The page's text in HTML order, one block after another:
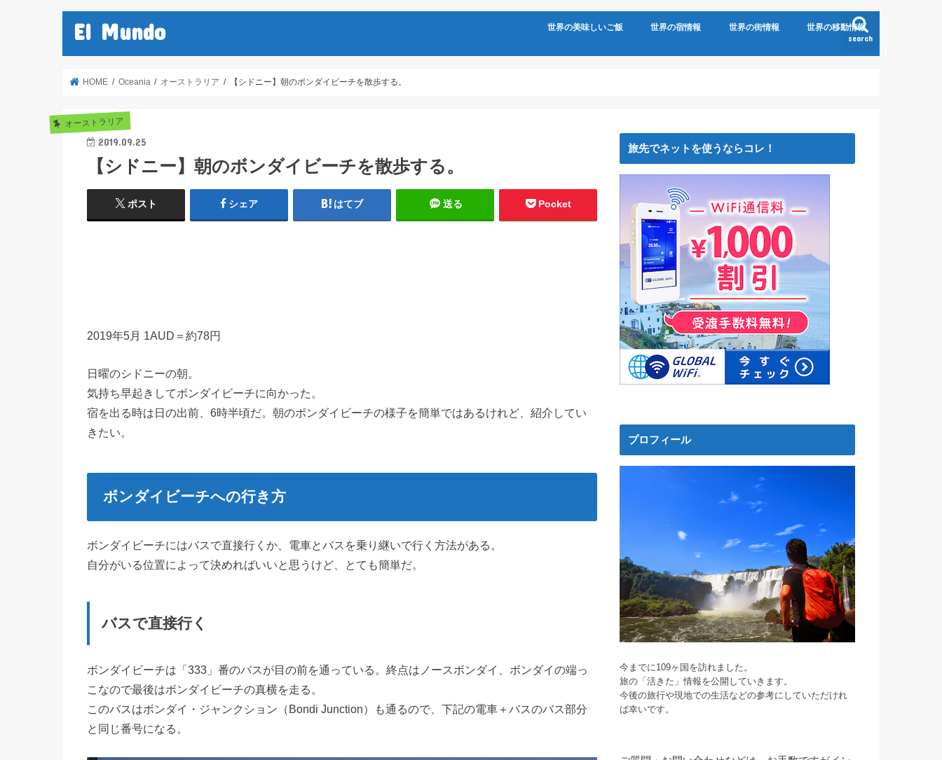
El Mundo search
世界の美味しいご飯 世界の宿情報 世界の街情報 世界の移動情報
HOME Oceania オーストラリア 【シドニー】朝のボンダイビーチを散歩する。
オーストラリア
2019.09.25
【シドニー】朝のボンダイビーチを散歩する。
ポスト シェア はてブ 送る Pocket
2019年5月 1AUD＝約78円
日曜のシドニーの朝。
気持ち早起きしてボンダイビーチに向かった。
宿を出る時は日の出前、6時半頃だ。朝のボンダイビーチの様子を簡単ではあるけれど、紹介してい
きたい。
ボンダイビーチへの行き方
ボンダイビーチにはバスで直接行くか、電車とバスを乗り継いで行く方法がある。
自分がいる位置によって決めればいいと思うけど、とても簡単だ。
バスで直接行く
ボンダイビーチは「333」番のバスが目の前を通っている。終点はノースボンダイ、ボンダイの端っ
こなので最後はボンダイビーチの真横を走る。
このバスはボンダイ・ジャンクション（Bondi Junction）も通るので、下記の電車＋バスのバス部分
と同じ番号になる。
旅先でネットを使うならコレ！
プロフィール
今までに109ヶ国を訪れました。
旅の「活きた」情報を公開していきます。
今後の旅行や現地での生活などの参考にしていただけれ
ば幸いです。